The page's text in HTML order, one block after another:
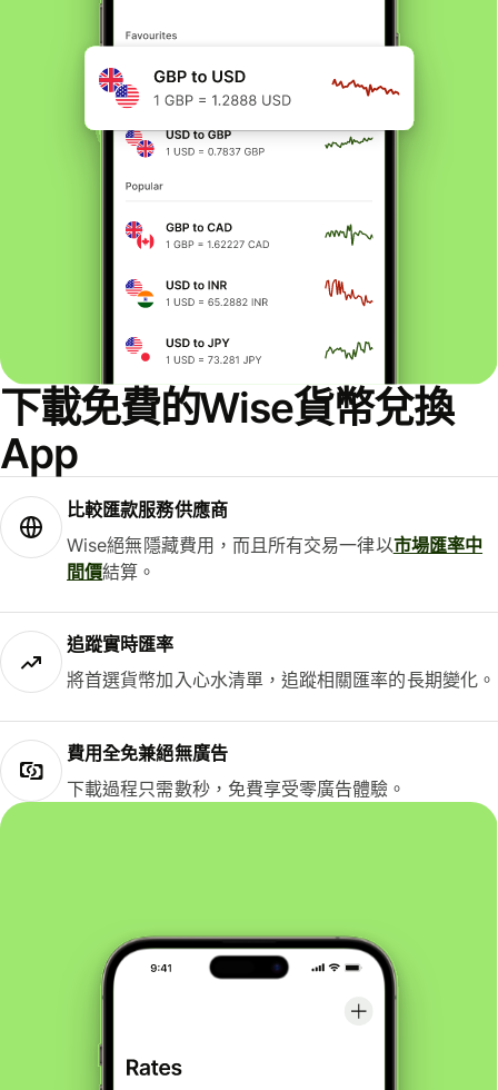
下載免費的Wise貨幣兌換
App
比較匯款服務供應商
Wise絕無隱藏費用，而且所有交易一律以市場匯率中
間價結算。
追蹤實時匯率
將首選貨幣加入心水清單，追蹤相關匯率的長期變化。
費用全免兼絕無廣告
下載過程只需數秒，免費享受零廣告體驗。